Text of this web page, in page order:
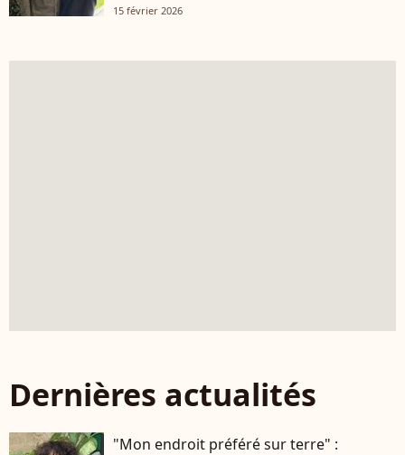
15 février 2026
Dernières actualités
"Mon endroit préféré sur terre" :